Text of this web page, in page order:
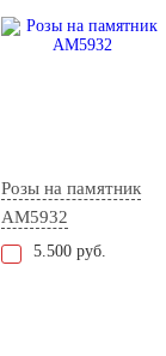
Розы на памятник
AM5932
5.500 руб.